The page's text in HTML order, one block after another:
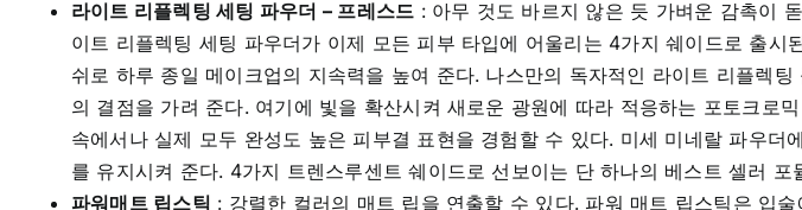
라이트 리플렉팅 세팅 파우더 – 프레스드 : 아무 것도 바르지 않은 듯 가벼운 감촉이
이트 리플렉팅 세팅 파우더가 이제 모든 피부 타입에 어울리는 4가지 쉐이드로 출
쉬로 하루 종일 메이크업의 지속력을 높여 준다. 나스만의 독자적인 라이트 리플렉
의 결점을 가려 준다. 여기에 빛을 확산시켜 새로운 광원에 따라 적응하는 포토크
속에서나 실제 모두 완성도 높은 피부결 표현을 경험할 수 있다. 미세 미네랄 파우
를 유지시켜 준다. 4가지 트렌스루센트 쉐이드로 선보이는 단 하나의 베스트 셀러 포
파워매트 립스틱 : 강렬한 컬러의 매트 립을 연출할 수 있다. 파워 매트 립스틱은 입